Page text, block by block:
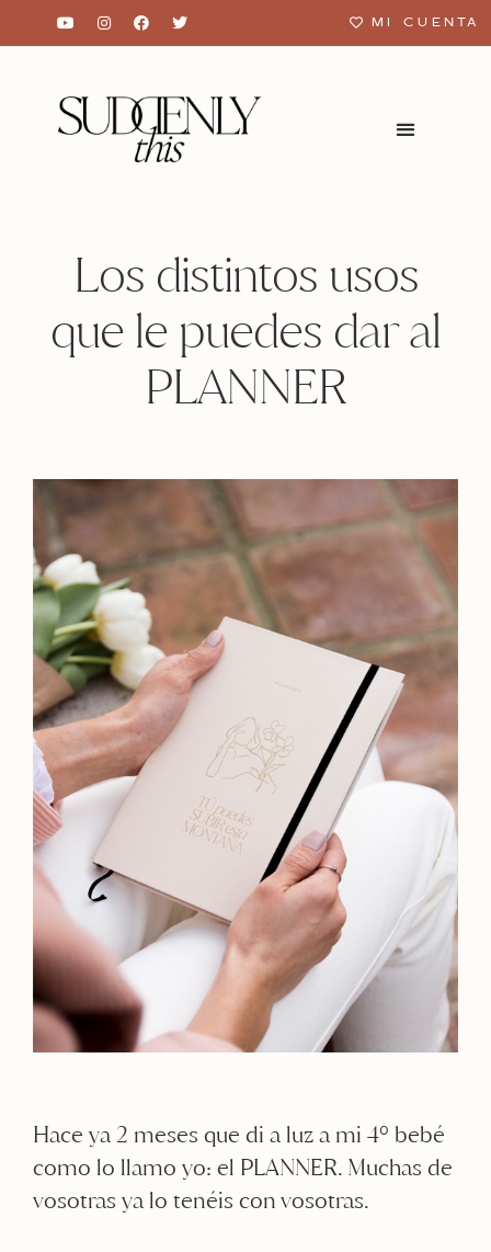
MI CUENTA
Los distintos usos
que le puedes dar al
PLANNER
Hace ya 2 meses que di a luz a mi 4º bebé
como lo llamo yo: el PLANNER. Muchas de
vosotras ya lo tenéis con vosotras.